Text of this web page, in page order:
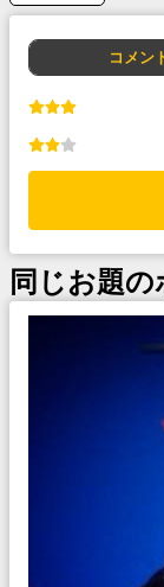
コメン
同じお題の